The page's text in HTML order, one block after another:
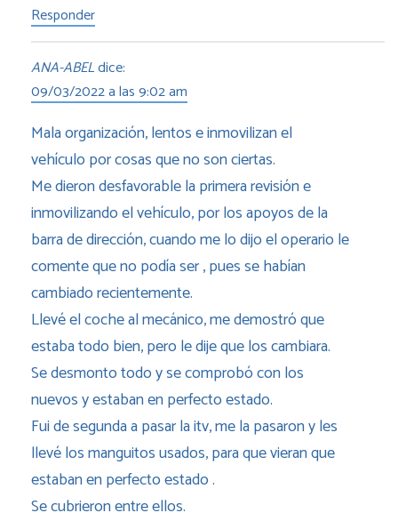
Responder
ANA-ABELdice:
09/03/2022 a las 9:02 am
Mala organización, lentos e inmovilizan el
vehículo por cosas que no son ciertas.
Me dieron desfavorable la primera revisión e
inmovilizando el vehículo, por los apoyos de la
barra de dirección, cuando me lo dijo el operario le
comente que no podía ser , pues se habían
cambiado recientemente.
Llevé el coche al mecánico, me demostró que
estaba todo bien, pero le dije que los cambiara.
Se desmonto todo y se comprobó con los
nuevos y estaban en perfecto estado.
Fui de segunda a pasar la itv, me la pasaron y les
llevé los manguitos usados, para que vieran que
estaban en perfecto estado .
Se cubrieron entre ellos.